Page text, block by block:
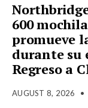
600
promueve
durante su
Regreso a
AUGUST 8, 2026 •